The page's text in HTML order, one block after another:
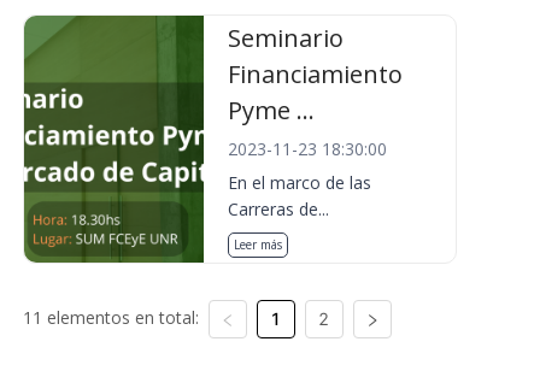
Seminario
Financiamiento
Pyme ...
2023-11-23 18:30:00
En el marco de las
Carreras de...
Leer más
11 elementos en total: 1 2